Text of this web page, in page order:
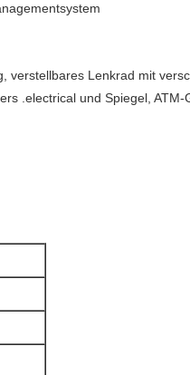
verstellbares Lenkrad mit
.electrical und Spiegel, ATM-